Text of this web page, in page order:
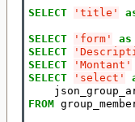
SELECT 'title'
SELECT 'form' as
SELECT
SELECT
'Montant'
SELECT
'select'
FROM